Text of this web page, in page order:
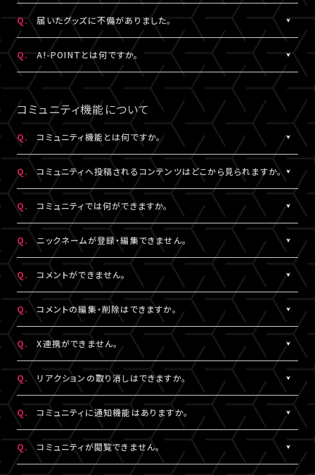
なお、支払番号は支払期限内であれば、「マイページ」内「グッズ購
入情報」にも記載されておりますので、ご確認ください。
確認ください。
※「決済完了のお知らせ」メールが届いていない場合は、「マイペ
ージ」内「グッズ購入情報」をご確認ください。
「決済完了のお知らせ」メールが2通以上届いた場合、誤ってグッズ
を重複してご購入されている可能性がございます。
詳細を記載のうえ、
こちらよりご連絡ください。
Q. 届いたグッズに不備がありました。
お手数ですが、詳細を記載のうえ、商品到着後14日以内に下記よ
りお問い合わせください。
グッズ配送・お届け済み商品に関して
【A!SMART お問い合わせ窓口】
https://www.asmart.jp/support
Q. A!-POINTとは何ですか。
A.
A!-POINTとは、一部のA!-IDサービスで使える・貯める事ができる
ポイントサービスです。
商品代金(税込)の1％がポイントとなり、商品代金以外の送料/手
数料については、ポイント付与対象外です。
A!-POINTは商品の発送後、約2週間で加算されます。
ポイントの残高、有効期限、付与履歴については
A!-IDサイト
にロ
グイン後、マイページよりご確認いただけます。
なお、LIVESHIPでのポイント利用はできません。A!-POINT・A!-ID
についてはこちら
※ポイントの現金への換金はできません。
※ポイントを他人に譲渡したり、別のA!-IDでの保有ポイントと合
算してご使用いただく事はできません。
※正しくお支払いいただけなかった場合、付与したポイントを回収
させていただく場合がございます。
コミュニティ機能について
Q. コミュニティ機能とは何ですか。
A.
配信視聴ページに投稿される期間限定コンテンツをお楽しみいた
だける機能です。
コミュニティ機能が提供されている配信に限り、対象の視聴チケッ
トを購入したユーザーのみがご利用・閲覧することができます。
なお、各公演・視聴チケット種別によりコミュニティ機能の有無は
異なります。
また、コミュニティごと（配信ごと）に、コンテンツの内容や投稿頻
度などは異なります。予めご了承ください。
Q. コミュニティへ投稿されるコンテンツはどこから見られますか。
A.
対象の視聴チケットを購入したA!-ID（メールアドレス）とパスワー
ドでログインのうえ、配信視聴ページ内「スペシャル」から閲覧する
ことができます。
Q. コミュニティでは何ができますか。
A.
配信視聴ページに投稿される期間限定コンテンツをお楽しみいた
だけるほか、投稿されたコンテンツに対して、コメントやリアクショ
ンをすることができます。
また、他のユーザーのコメントに対してもリアクションをすること
ができます。
Q. ニックネームが登録・編集できません。
A.
コメントをするには、ニックネームの設定が必要です。
ニックネームは「マイページ」内「投稿設定」にて登録・変更が可能
です。
絵文字・機種依存文字等が含まれている場合は登録できませんの
でご注意ください。
なお、ユーザーがニックネームを変更した場合であっても、過去の
コメントのニックネームは変更されず、変更前のニックネームが表
示されます。
※ニックネームの登録・編集は配信視聴ページからも設定いただ
けます。
※チャット機能が設定されている配信では、コミュニティ機能とチ
ャット機能のニックネーム設定は連動されます。
Q. コメントができません。
A. コミュニティ機能ガイドラインに反している可能性がございます。
入力内容を変更してもコメントができない場合は
こちら
にお問い合
わせください。
Q. コメントの編集・削除はできますか。
A.
ご自身のコメントは「削除する」より削除することができます。
ただし、一度投稿済みのコメントを編集することはできません。編
集したい場合は、投稿済みのコメントを削除してから新たにコメン
トしていただく必要がございます。
Q. X連携ができません。
A.
X連携は「マイページ」内「投稿設定」にて設定が可能です。
詳しくは こちらをご確認ください。
※X連携は配信視聴ページからも設定いただけます。
※公演によってはX連携をご利用いただけない場合があります。
Q. リアクションの取り消しはできますか。
A.
ご自身でつけたリアクションは再度「♡」を押していただくことで取
り消しすることができます。
Q. コミュニティに通知機能はありますか。
A.
現在、通知機能はございません。
コンテンツの投稿、コメント、リアクションはユーザーへ通知され
ません。
Q. コミュニティが閲覧できません。
A.
コミュニティが表示されない場合は、コミュニティ機能実施期間外